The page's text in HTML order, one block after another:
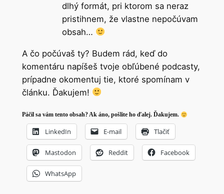
dlhý formát, pri ktorom sa neraz
pristihnem, že vlastne nepočúvam
obsah…
A čo počúvaš ty? Budem rád, keď do
komentáru napíšeš tvoje obľúbené podcasty,
prípadne okomentuj tie, ktoré spomínam v
článku. Ďakujem!
Páčil sa vám tento obsah? Ak áno, pošlite ho ďalej. Ďakujem.
LinkedIn E-mail Tlačiť
Mastodon Reddit Facebook
WhatsApp